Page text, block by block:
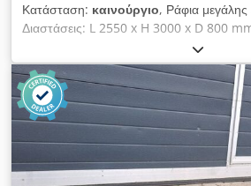
Κατάσταση: καινούργιο, Ράφια
Διαστάσεις: L 2550 x H 3000 x D 800
Συμπεριλαμβανομένων 4 ραφιών
ομοιόμορφα κατανεμημένο φορτίο #-
#-#-#-#-#-# Βασικά ράφια που
Dkjdpfxjcfbyzo Anxjr 2x ορθοστάτες
μη συναρμολογημένα,
και διαγώνιων στηριγμάτων, πλαστικές
εγκάρσιες ράβδοι 2450mm, με πείρους
2430x745mm, Πάχος: 22 mm